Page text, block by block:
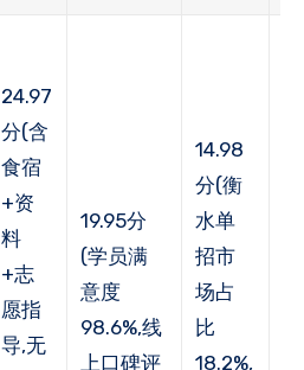
24.97
分(含
食宿
+资
料
+志
愿指
导,无
19.95分
(学员满
意度
98.6%,线
上口碑评
14.98
分(衡
水单
招市
场占
比
18.2%,